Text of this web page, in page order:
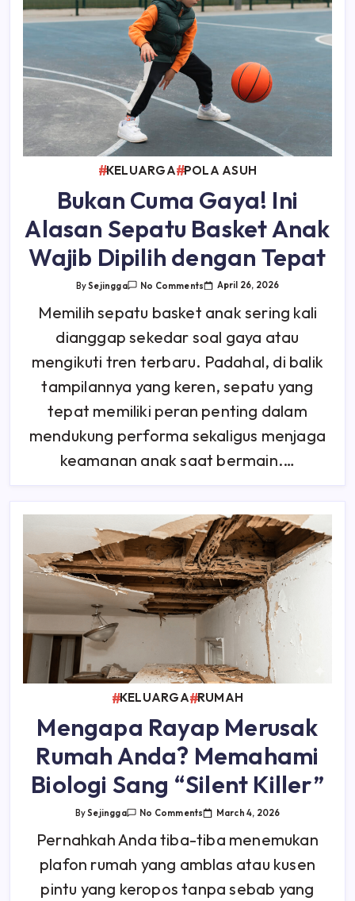
KELUARGA POLA ASUH
Bukan Cuma Gaya! Ini
Alasan Sepatu Basket Anak
Wajib Dipilih dengan Tepat
BySejingga No CommentsOn
Gaya!
Alasan
Sepatu
Basket
Anak
Dipilih
Dengan
Tepat
April 26, 2026
Memilih sepatu basket anak sering kali
dianggap sekedar soal gaya atau
mengikuti tren terbaru. Padahal, di balik
tampilannya yang keren, sepatu yang
tepat memiliki peran penting dalam
mendukung performa sekaligus menjaga
keamanan anak saat bermain.…
KELUARGA RUMAH
Mengapa Rayap Merusak
Rumah Anda? Memahami
Biologi Sang “Silent Killer”
BySejingga No CommentsOn
Rayap
Merusak
Anda?
Memahami
Sang
March 4, 2026
Pernahkah Anda tiba-tiba menemukan
plafon rumah yang amblas atau kusen
pintu yang keropos tanpa sebab yang